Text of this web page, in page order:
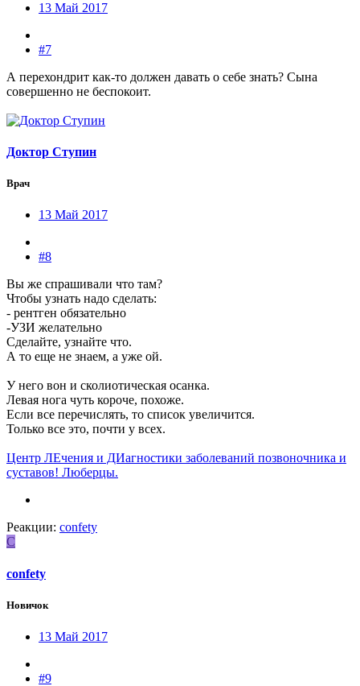
13 Май 2017
#7
А перехондрит как-то должен давать о себе знать? Сына
совершенно не беспокоит.
Доктор Ступин
Врач
13 Май 2017
#8
Вы же спрашивали что там?
Чтобы узнать надо сделать:
- рентген обязательно
-УЗИ желательно
Сделайте, узнайте что.
А то еще не знаем, а уже ой.
У него вон и сколиотическая осанка.
Левая нога чуть короче, похоже.
Если все перечислять, то список увеличится.
Только все это, почти у всех.
Центр ЛЕчения и ДИагностики заболеваний позвоночника и
суставов! Люберцы.
Реакции: confety
C
confety
Новичок
13 Май 2017
#9